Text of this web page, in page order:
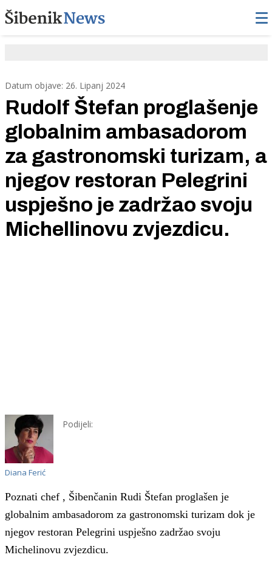
Datum objave: 26. Lipanj 2024
Rudolf Štefan proglašenje
globalnim ambasadorom
za gastronomski turizam, a
njegov restoran Pelegrini
uspješno je zadržao svoju
Michellinovu zvjezdicu.
Diana Ferić
Podijeli:
Poznati chef , Šibenčanin Rudi Štefan proglašen je
globalnim ambasadorom za gastronomski turizam dok je
njegov restoran Pelegrini uspješno zadržao svoju
Michelinovu zvjezdicu.